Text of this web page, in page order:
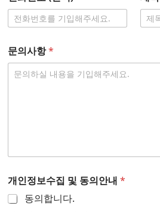
문의사항*
개인정보수집 및 동의안내 *
동의합니다.